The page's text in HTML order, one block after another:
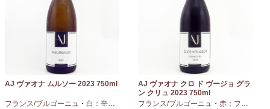
AJ ヴァオナ ムルソー 2023 750ml
フランス/ブルゴーニュ ・ 白：辛口 シャルドネ
AJ ヴァオナ クロ ド ヴージョ グラ
ン クリュ 2023 750ml
フランス/ブルゴーニュ ・ 赤：フルボディ